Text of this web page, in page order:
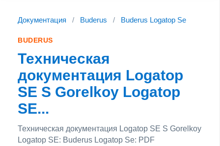
Документация / Buderus / Buderus Logatop Se
BUDERUS
Техническая
документация Logatop
SE S Gorelkoy Logatop
SE...
Техническая документация Logatop SE S Gorelkoy
Logatop SE: Buderus Logatop Se: PDF